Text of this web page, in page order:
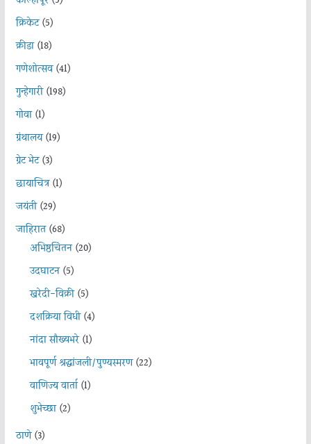
क्रिकेट(5)
क्रीडा(18)
गणेशोत्सव(41)
गुन्हेगारी(198)
गोवा(1)
ग्रंथालय(19)
ग्रेट भेट(3)
छायाचित्र(1)
जयंती(29)
जाहिरात(68)
अभिष्ठचिंतन(20)
उदघाटन(5)
खरेदी-विक्री(5)
दशक्रिया विधी(4)
नांदा सौख्यभरे(1)
भावपूर्ण श्रद्धांजली/पुण्यस्मरण(22)
वाणिज्य वार्ता(1)
शुभेच्छा(2)
ठाणे(3)